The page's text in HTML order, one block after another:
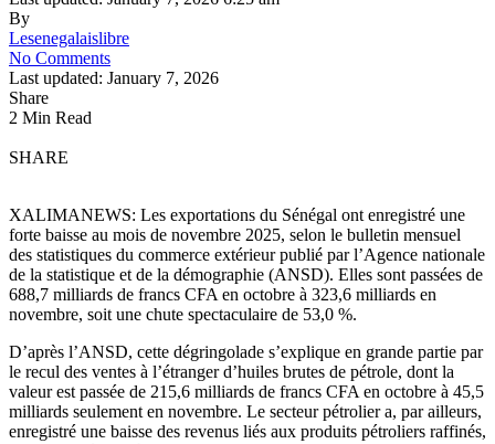
By
Lesenegalaislibre
No Comments
Last updated: January 7, 2026
Share
2 Min Read
SHARE
XALIMANEWS: Les exportations du Sénégal ont enregistré une
forte baisse au mois de novembre 2025, selon le bulletin mensuel
des statistiques du commerce extérieur publié par l’Agence nationale
de la statistique et de la démographie (ANSD). Elles sont passées de
688,7 milliards de francs CFA en octobre à 323,6 milliards en
novembre, soit une chute spectaculaire de 53,0 %.
D’après l’ANSD, cette dégringolade s’explique en grande partie par
le recul des ventes à l’étranger d’huiles brutes de pétrole, dont la
valeur est passée de 215,6 milliards de francs CFA en octobre à 45,5
milliards seulement en novembre. Le secteur pétrolier a, par ailleurs,
enregistré une baisse des revenus liés aux produits pétroliers raffinés,